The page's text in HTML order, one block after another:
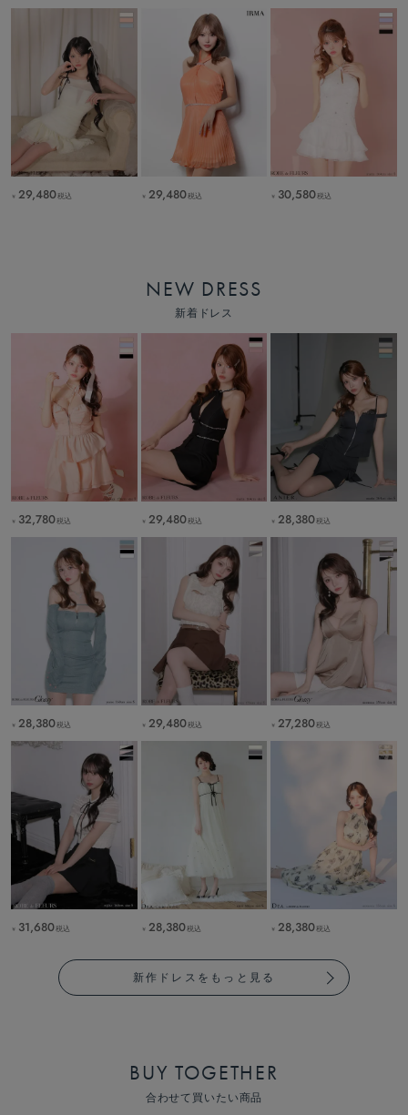
￥ 29,480税込 ￥ 29,480税込 ￥ 30,580税込
NEW DRESS
新着ドレス
￥ 32,780税込 ￥ 29,480税込 ￥ 28,380税込
￥ 28,380税込 ￥ 29,480税込 ￥ 27,280税込
￥ 31,680税込 ￥ 28,380税込 ￥ 28,380税込
新作ドレスをもっと見る
BUY TOGETHER
合わせて買いたい商品